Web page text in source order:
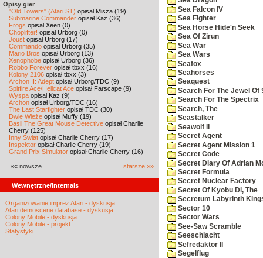
Opisy gier
"Old Towers" (Atari ST) opisał Misza (19)
Submarine Commander opisał Kaz (36)
Frogs opisał Xeen (0)
Choplifter! opisał Urborg (0)
Joust opisał Urborg (17)
Commando opisał Urborg (35)
Mario Bros opisał Urborg (13)
Xenophobe opisał Urborg (36)
Robbo Forever opisał tbxx (16)
Kolony 2106 opisał tbxx (3)
Archon II: Adept opisał Urborg/TDC (9)
Spitfire Ace/Hellcat Ace opisał Farscape (9)
Wyspa opisał Kaz (9)
Archon opisał Urborg/TDC (16)
The Last Starfighter opisał TDC (30)
Dwie Wieże opisał Muffy (19)
Basil The Great Mouse Detective opisał Charlie
Cherry (125)
Inny Świat opisał Charlie Cherry (17)
Inspektor opisał Charlie Cherry (19)
Grand Prix Simulator opisał Charlie Cherry (16)
«« nowsze starsze »»
Wewnętrzne/Internals
Organizowanie imprez Atari - dyskusja
Atari demoscene database - dyskusja
Colony Mobile - dyskusja
Colony Mobile - projekt
Statystyki
Sea Falcon IV
Sea Fighter
Sea Horse Hide'n Seek
Sea Of Zirun
Sea War
Sea Wars
Seafox
Seahorses
Seaquest
Search For The Jewel Of
Search For The Spectrix
Search, The
Seastalker
Seawolf II
Secret Agent
Secret Agent Mission 1
Secret Code
Secret Diary Of Adrian
Secret Formula
Secret Nuclear Factory
Secret Of Kyobu Di, The
Secretum Labyrinth
Sector 10
Sector Wars
See-Saw Scramble
Seeschlacht
Sefredaktor II
Segelflug